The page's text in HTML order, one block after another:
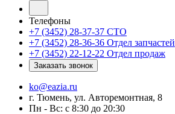
Телефоны
+7 (3452) 28-37-37 СТО
+7 (3452) 28-36-36 Отдел запчастей
+7 (3452) 22-12-22 Отдел продаж
Заказать звонок
ko@eazia.ru
г. Тюмень, ул. Авторемонтная, 8
Пн - Вс: с 8:30 до 20:30